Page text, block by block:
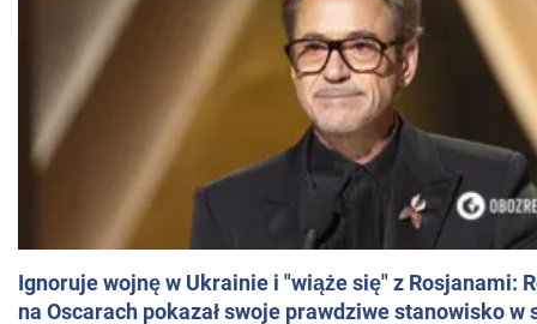
Ignoruje wojnę w Ukrainie i "wiąże się" z Rosjanami:
na Oscarach pokazał swoje prawdziwe stanowisko w